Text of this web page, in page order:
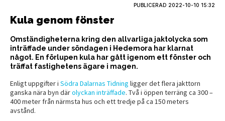
PUBLICERAD 2022-10-10 15:32
Kula genom fönster
Omständigheterna kring den allvarliga jaktolycka som
inträffade under söndagen i Hedemora har klarnat
något. En förlupen kula har gått igenom ett fönster och
träffat fastighetens ägare i magen.
Enligt uppgifter i Södra Dalarnas Tidning ligger det flera jakttorn
ganska nära byn därolyckan inträffade. Två i öppen terräng ca 300 –
400 meter från närmsta hus och ett tredje på ca 150 meters
avstånd.